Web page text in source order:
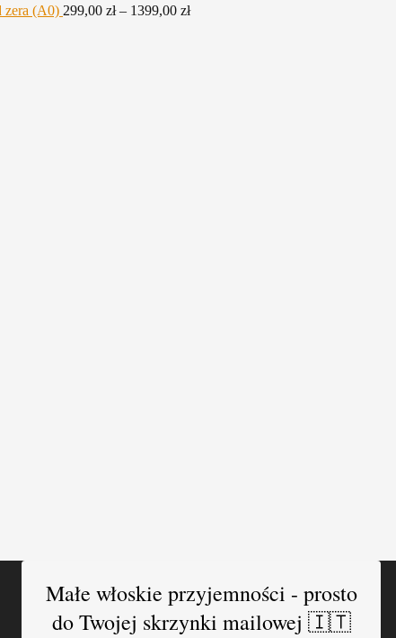
do
zł
zera (A0) 299,00 zł – 1399,00 złZakres
Małe włoskie przyjemności - prosto
do Twojej skrzynki mailowej 🇮🇹